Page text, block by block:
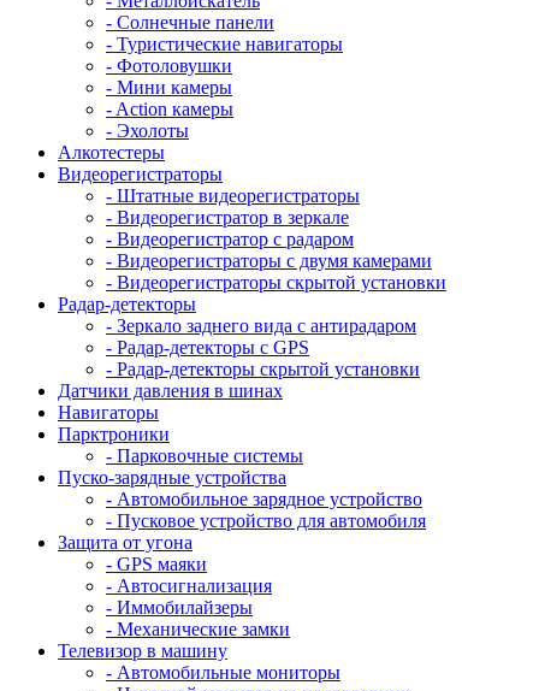
- Солнечные панели
- Туристические навигаторы
- Фотоловушки
- Мини камеры
- Action камеры
- Эхолоты
Алкотестеры
Видеорегистраторы
- Штатные видеорегистраторы
- Видеорегистратор в зеркале
- Видеорегистратор с радаром
- Видеорегистраторы с двумя камерами
- Видеорегистраторы скрытой установки
Радар-детекторы
- Зеркало заднего вида с антирадаром
- Радар-детекторы с GPS
- Радар-детекторы скрытой установки
Датчики давления в шинах
Навигаторы
Парктроники
- Парковочные системы
Пуско-зарядные устройства
- Автомобильное зарядное устройство
- Пусковое устройство для автомобиля
Защита от угона
- GPS маяки
- Автосигнализация
- Иммобилайзеры
- Механические замки
Телевизор в машину
- Автомобильные мониторы